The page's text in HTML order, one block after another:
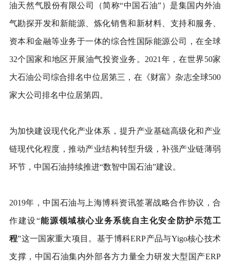
油天然气股份有限公司（简称“中国石油”）是集国内外油
气勘探开发和新能源、炼化销售和新材料、支持和服务、
资本和金融等业务于一体的综合性国际能源公司，在全球
32个国家和地区开展油气投资业务。2021年，在世界50家
大石油公司综合排名中位居第三，在《财富》杂志全球500
家大公司排名中位居第四。
为加快建设现代化产业体系，提升产业基础高级化和产业
链现代化程度，推动产业结构转型升级，补强产业链薄弱
环节，中国石油持续推进“数智中国石油”建设。
2019年，中国石油与上海博科资讯签署战略合作协议，合
作建设“能源领域核心业务系统自主化安全防护示范工
程”这一国家重大项目。基于博科ERP产品与Yigo核心技术
支撑，中国石油集内外部各方力量全力研发大型国产ERP